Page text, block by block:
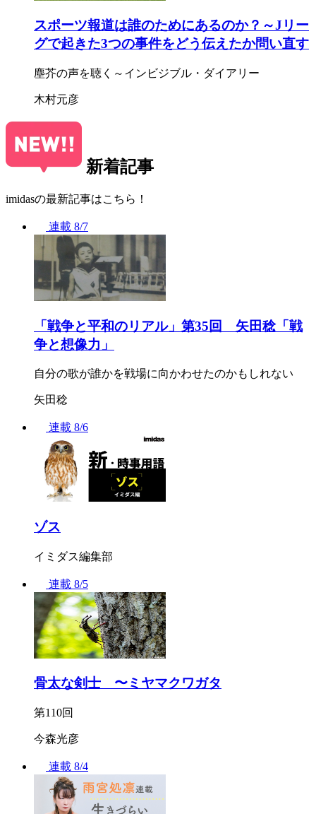
スポーツ報道は誰のためにあるのか？～Jリー
グで起きた3つの事件をどう伝えたか問い直す
塵芥の声を聴く～インビジブル・ダイアリー
木村元彦
新着記事
imidasの最新記事はこちら！
連載 8/7
「戦争と平和のリアル」第35回 矢田稔「戦
争と想像力」
自分の歌が誰かを戦場に向かわせたのかもしれない
矢田稔
連載 8/6
ゾス
イミダス編集部
連載 8/5
骨太な剣士 〜ミヤマクワガタ
第110回
今森光彦
連載 8/4